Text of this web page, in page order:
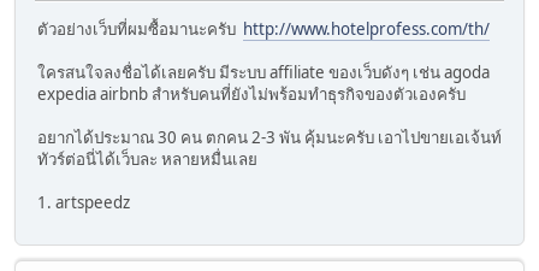
ตัวอย่างเว็บที่ผมซื้อมานะครับ http://www.hotelprofess.com/th/
ใครสนใจลงชื่อได้เลยครับ มีระบบ affiliate ของเว็บดังๆ เช่น agoda
expedia airbnb สำหรับคนที่ยังไม่พร้อมทำธุรกิจของตัวเองครับ
อยากได้ประมาณ 30 คน ตกคน 2-3 พัน คุ้มนะครับ เอาไปขายเอเจ้นท์
ทัวร์ต่อนี่ได้เว็บละ หลายหมื่นเลย
1. artspeedz